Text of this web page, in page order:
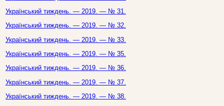
Український тиждень. — 2019. — № 31.
Український тиждень. — 2019. — № 32.
Український тиждень. — 2019. — № 33.
Український тиждень. — 2019. — № 35.
Український тиждень. — 2019. — № 36.
Український тиждень. — 2019. — № 37.
Український тиждень. — 2019. — № 38.